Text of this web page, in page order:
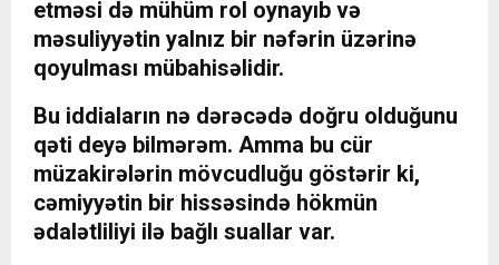
etməsi də mühüm rol oynayıb və
məsuliyyətin yalnız bir nəfərin üzərinə
qoyulması mübahisəlidir.
Bu iddiaların nə dərəcədə doğru olduğunu
qəti deyə bilmərəm. Amma bu cür
müzakirələrin mövcudluğu göstərir ki,
cəmiyyətin bir hissəsində hökmün
ədalətliliyi ilə bağlı suallar var.